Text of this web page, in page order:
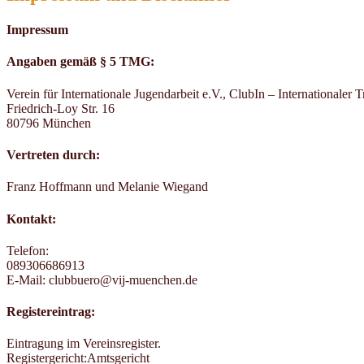
Impressum
Angaben gemäß § 5 TMG:
Verein für Internationale Jugendarbeit e.V., ClubIn – Internationaler
Friedrich-Loy Str. 16
80796 München
Vertreten durch:
Franz Hoffmann und Melanie Wiegand
Kontakt:
Telefon:
089306686913
E-Mail: clubbuero@vij-muenchen.de
Registereintrag:
Eintragung im Vereinsregister.
Registergericht:Amtsgericht